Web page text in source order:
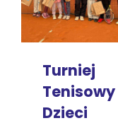
Turniej
Tenisowy
Dzieci